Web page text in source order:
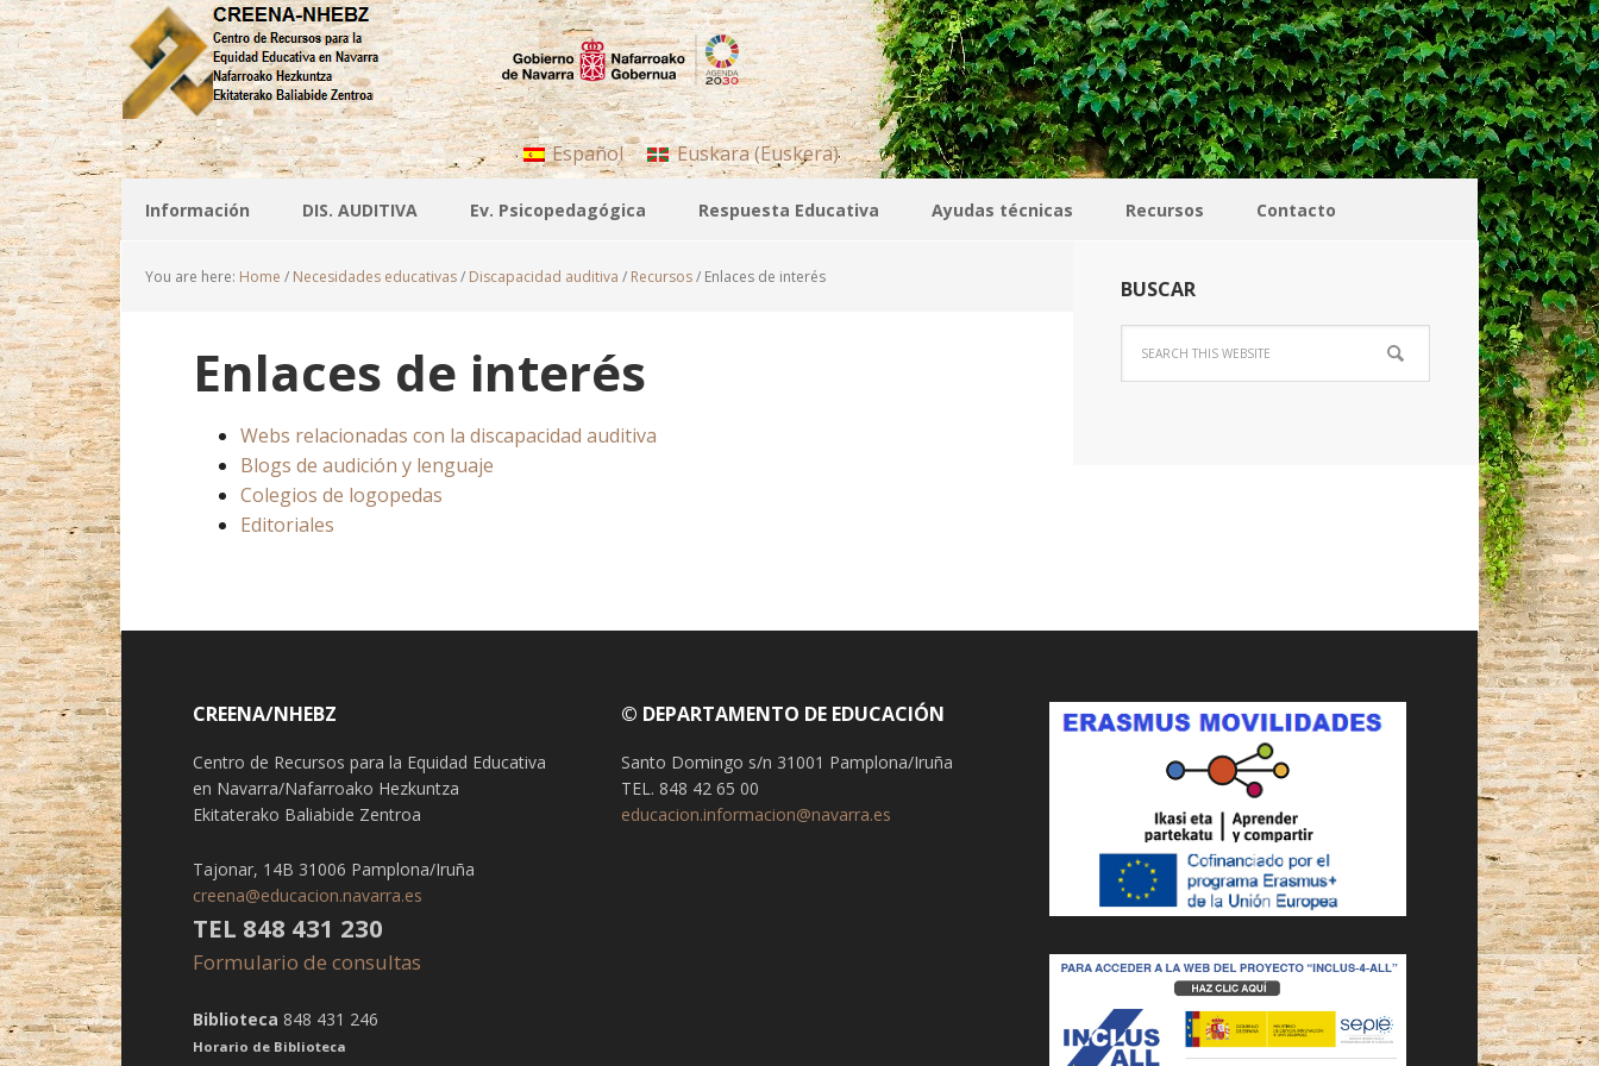
Español Euskara(Euskera)
Información DIS. AUDITIVA Ev. Psicopedagógica Respuesta Educativa Ayudas técnicas Recursos Contacto
You are here: Home / Necesidades educativas/ Discapacidad auditiva / Recursos/ Enlaces de interés
Enlaces de interés
Webs relacionadas con la discapacidad auditiva
Blogs de audición y lenguaje
Colegios de logopedas
Editoriales
BUSCAR
CREENA/NHEBZ
Centro de Recursos para la Equidad Educativa
en Navarra/Nafarroako Hezkuntza
Ekitaterako Baliabide Zentroa
Tajonar, 14B 31006 Pamplona/Iruña
creena@educacion.navarra.es
TEL 848 431 230
Formulario de consultas
Biblioteca 848 431 246
Horario de Biblioteca
© DEPARTAMENTO DE EDUCACIÓN
Santo Domingo s/n 31001 Pamplona/Iruña
TEL. 848 42 65 00
educacion.informacion@navarra.es